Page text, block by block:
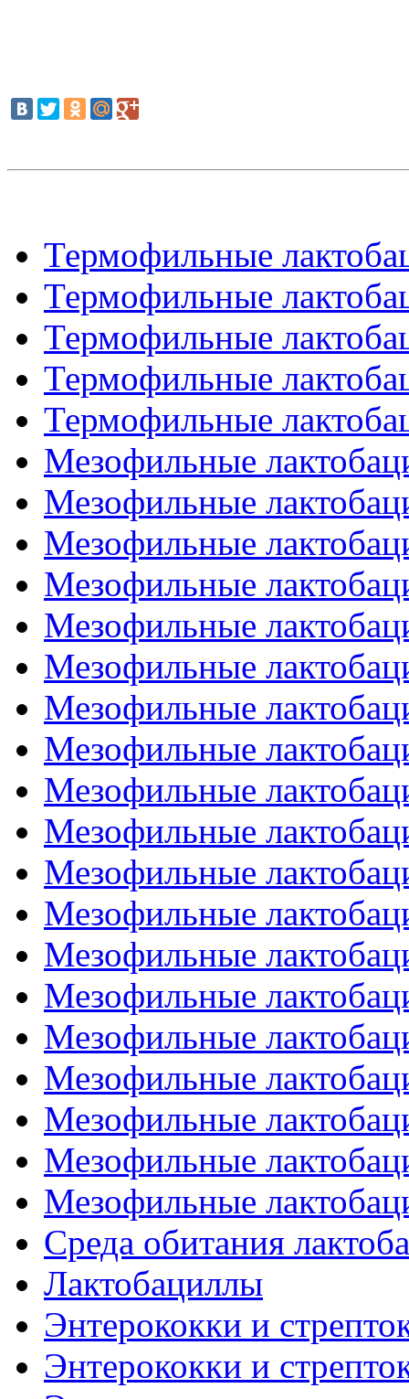
Термофильные
Термофильные
Термофильные
Термофильные
Термофильные
Мезофильные
Мезофильные
Мезофильные
Мезофильные
Мезофильные
Мезофильные
Мезофильные
Мезофильные
Мезофильные
Мезофильные
Мезофильные
Мезофильные
Мезофильные
Мезофильные
Мезофильные
Мезофильные
Мезофильные
Мезофильные
Мезофильные
Среда обитания
Лактобациллы
Энтерококки и
Энтерококки и